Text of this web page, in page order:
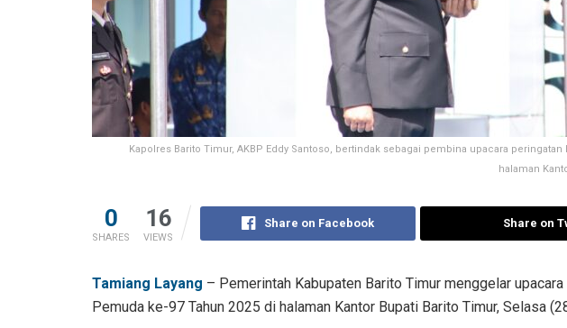
Kapolres Barito Timur, AKBP Eddy Santoso, bertindak sebagai pembina upacara
halaman
0
SHARES
16
VIEWS
Share on Facebook Share on
Tamiang Layang – Pemerintah Kabupaten Barito Timur menggelar
Pemuda ke-97 Tahun 2025 di halaman Kantor Bupati Barito Timur, Selasa